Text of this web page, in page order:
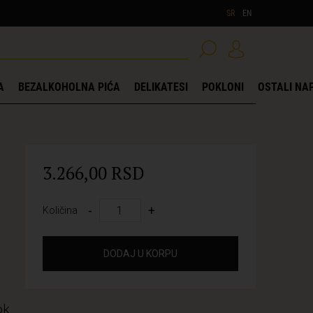
SR EN
BEZALKOHOLNA PIĆA DELIKATESI POKLONI OSTALI
3.266,00 RSD
Količina - +
DODAJ U KORPU